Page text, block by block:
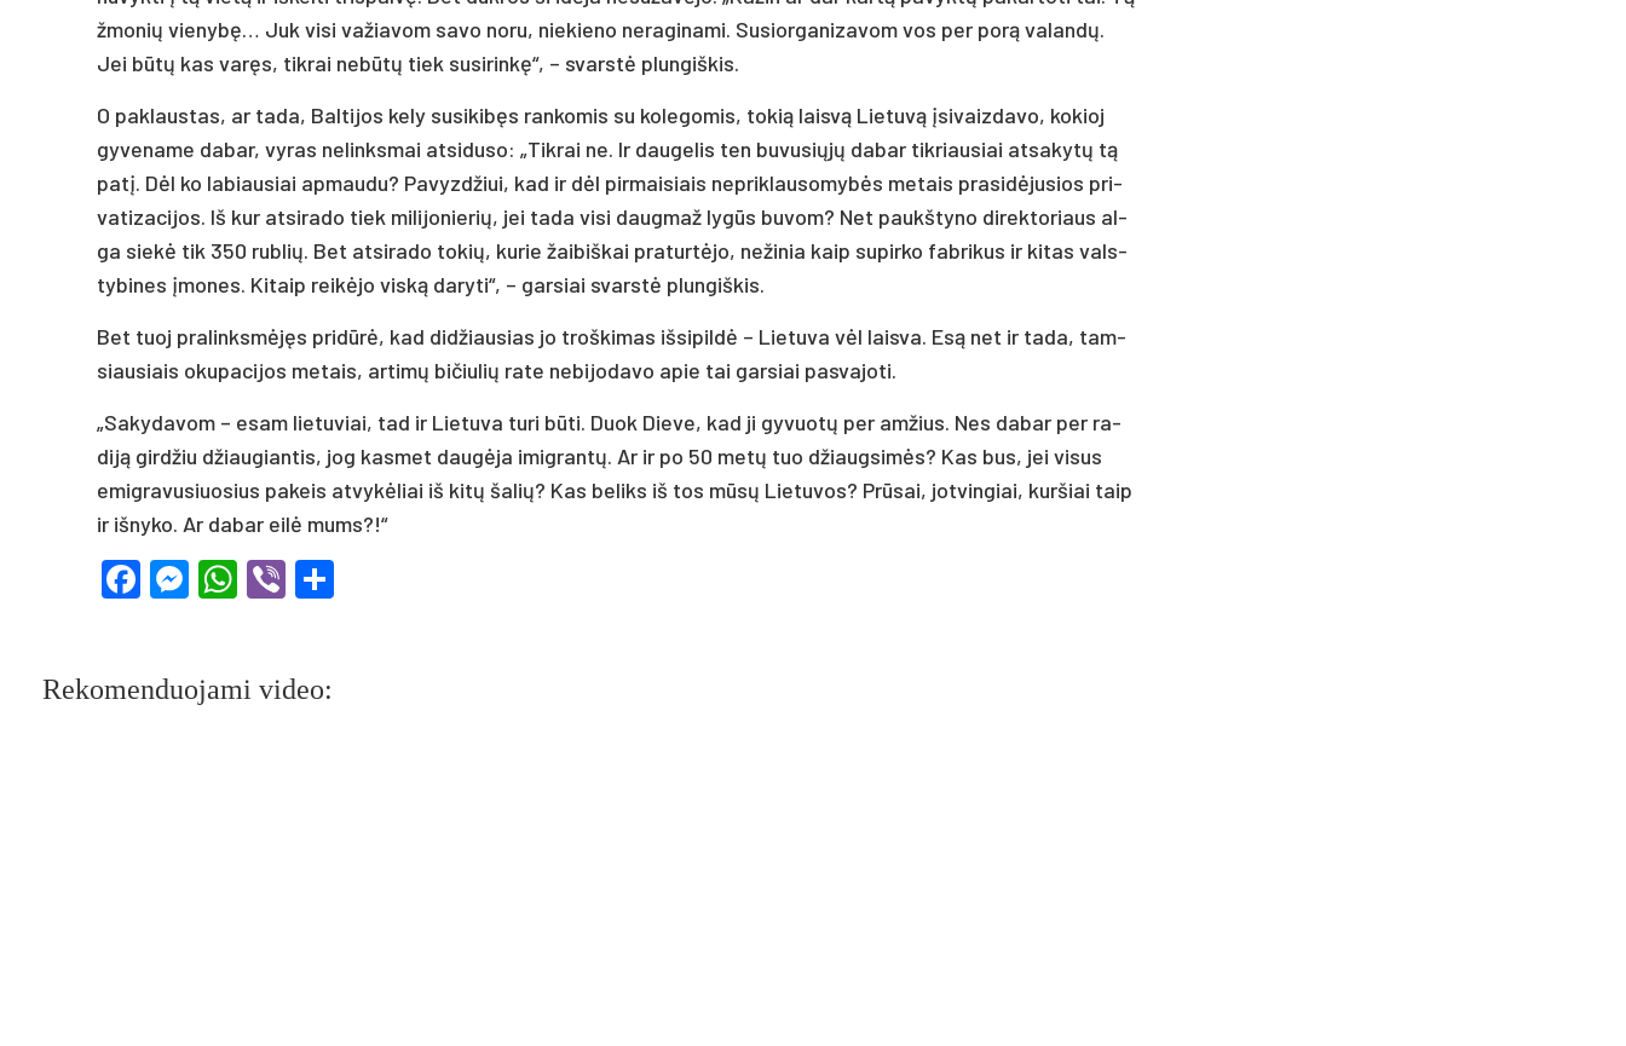
žmo­nių vie­ny­bę… Juk vi­si va­žia­vom sa­vo no­ru, nie­kie­no ne­ra­gi­na­mi. Su­sior­ga­ni­za­vom vos per po­rą va­lan­dų.
Jei bū­tų kas va­ręs, tik­rai ne­bū­tų tiek su­si­rin­kę“, – svars­tė plun­giš­kis.
O pa­klaus­tas, ar ta­da, Bal­ti­jos ke­ly su­si­ki­bęs ran­ko­mis su ko­le­go­mis, to­kią lais­vą Lie­tu­vą įsi­vaiz­da­vo, ko­kioj
gy­ve­na­me da­bar, vy­ras ne­links­mai at­si­du­so: „Tik­rai ne. Ir dau­ge­lis ten bu­vu­sių­jų da­bar tik­riau­siai at­sa­ky­tų tą
pa­tį. Dėl ko la­biau­siai ap­mau­du? Pa­vyz­džiui, kad ir dėl pir­mai­siais ne­prik­lau­so­my­bės me­tais pra­si­dė­ju­sios pri­
va­ti­za­ci­jos. Iš kur at­si­ra­do tiek mi­li­jo­nie­rių, jei ta­da vi­si daug­maž ly­gūs bu­vom? Net paukš­ty­no di­rek­to­riaus al­
ga sie­kė tik 350 rub­lių. Bet at­si­ra­do to­kių, ku­rie žai­biš­kai pra­tur­tė­jo, ne­ži­nia kaip su­pir­ko fab­ri­kus ir ki­tas vals­
ty­bi­nes įmo­nes. Ki­taip rei­kė­jo vis­ką da­ry­ti“, – gar­siai svars­tė plun­giš­kis.
Bet tuoj pra­links­mė­jęs pri­dū­rė, kad di­džiau­sias jo troš­ki­mas iš­si­pil­dė – Lie­tu­va vėl lais­va. Esą net ir ta­da, tam­
siau­siais oku­pa­ci­jos me­tais, ar­ti­mų bi­čiu­lių ra­te ne­bi­jo­da­vo apie tai gar­siai pa­sva­jo­ti.
„Sa­ky­da­vom – esam lie­tu­viai, tad ir Lie­tu­va tu­ri bū­ti. Duok Die­ve, kad ji gy­vuo­tų per am­žius. Nes da­bar per ra­
di­ją gir­džiu džiau­gian­tis, jog kas­met dau­gė­ja imig­ran­tų. Ar ir po 50 me­tų tuo džiaug­si­mės? Kas bus, jei vi­sus
emig­ra­vu­siuo­sius pa­keis at­vy­kė­liai iš ki­tų ša­lių? Kas be­liks iš tos mū­sų Lie­tu­vos? Prū­sai, jot­vin­giai, kur­šiai taip
ir iš­ny­ko. Ar da­bar ei­lė mums?!“
Facebook
Messenger
WhatsApp
Viber
Rekomenduojami video: